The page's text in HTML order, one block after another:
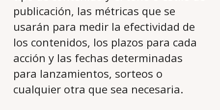
publicación, las métricas que se
usarán para medir la efectividad de
los contenidos, los plazos para cada
acción y las fechas determinadas
para lanzamientos, sorteos o
cualquier otra que sea necesaria.